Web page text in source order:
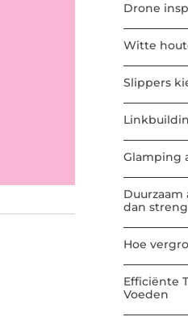
Drone
Witte
Slippers
Glamping
dan
Hoe
Efficiënte
Voeden